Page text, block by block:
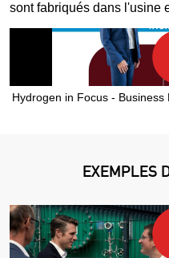
sont fabriqués dans l'usine
Hydrogen in Focus -
EXEMPLES